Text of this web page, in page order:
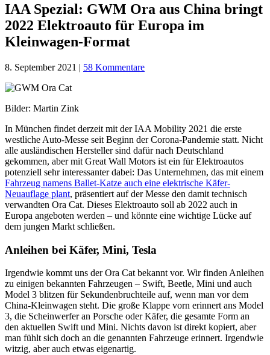
IAA Spezial: GWM Ora aus China bringt
2022 Elektroauto für Europa im
Kleinwagen-Format
8. September 2021 | 58 Kommentare
Bilder: Martin Zink
In München findet derzeit mit der IAA Mobility 2021 die erste
westliche Auto-Messe seit Beginn der Corona-Pandemie statt. Nicht
alle ausländischen Hersteller sind dafür nach Deutschland
gekommen, aber mit Great Wall Motors ist ein für Elektroautos
potenziell sehr interessanter dabei: Das Unternehmen, das mit einem
Fahrzeug namens Ballet-Katze auch eine elektrische Käfer-
Neuauflage plant, präsentiert auf der Messe den damit technisch
verwandten Ora Cat. Dieses Elektroauto soll ab 2022 auch in
Europa angeboten werden – und könnte eine wichtige Lücke auf
dem jungen Markt schließen.
Anleihen bei Käfer, Mini, Tesla
Irgendwie kommt uns der Ora Cat bekannt vor. Wir finden Anleihen
zu einigen bekannten Fahrzeugen – Swift, Beetle, Mini und auch
Model 3 blitzen für Sekundenbruchteile auf, wenn man vor dem
China-Kleinwagen steht. Die große Klappe vorn erinnert ans Model
3, die Scheinwerfer an Porsche oder Käfer, die gesamte Form an
den aktuellen Swift und Mini. Nichts davon ist direkt kopiert, aber
man fühlt sich doch an die genannten Fahrzeuge erinnert. Irgendwie
witzig, aber auch etwas eigenartig.